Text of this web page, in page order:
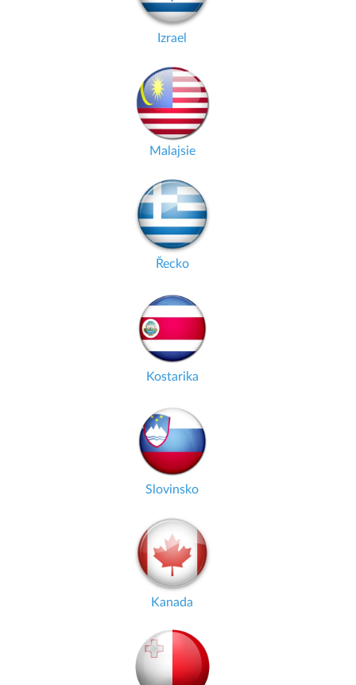
Izrael
Malajsie
Řecko
Kostarika
Slovinsko
Kanada